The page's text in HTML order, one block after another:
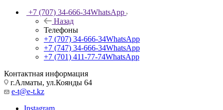
+7 (707) 34-666-34WhatsApp
Назад
Телефоны
+7 (707) 34-666-34WhatsApp
+7 (747) 34-666-34WhatsApp
+7 (701) 411-77-74WhatsApp
Контактная информация
г.Алматы, ул.Коянды 64
e-t@e-t.kz
Instagram